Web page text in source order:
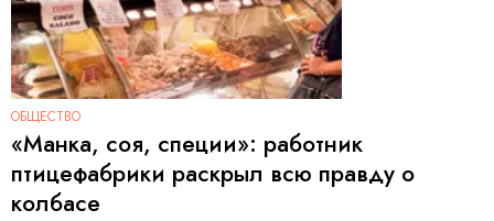
ОБЩЕСТВО
«Манка, соя, специи»: работник
птицефабрики раскрыл всю правду о
колбасе